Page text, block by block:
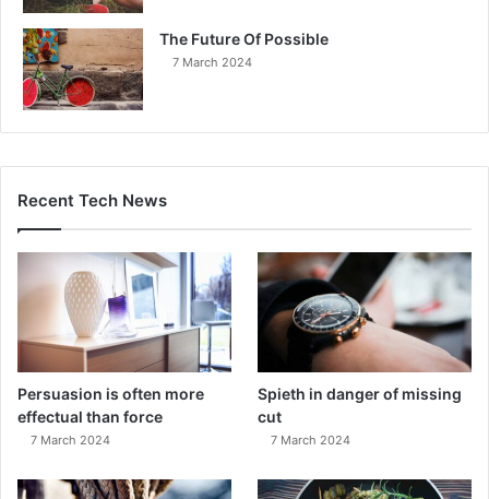
The Future Of Possible
7 March 2024
Recent Tech News
Persuasion is often more
effectual than force
7 March 2024
Spieth in danger of missing
cut
7 March 2024